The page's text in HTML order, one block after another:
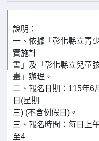
說明：
一、依據「彰化縣立青
實施計
畫」及「彰化縣立兒童
畫」辦理。
二、報名日期：115年6
日(星期
三) (不含例假日)。
三、報名時間：每日上
至4